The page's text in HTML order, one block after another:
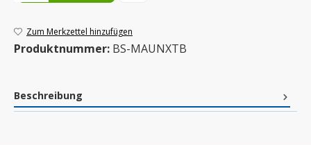
Zum Merkzettel hinzufügen
Produktnummer: BS-MAUNXTB
Beschreibung